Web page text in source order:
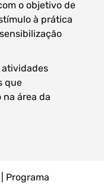
o objetivo de
à prática
atividades
que
área da
Programa